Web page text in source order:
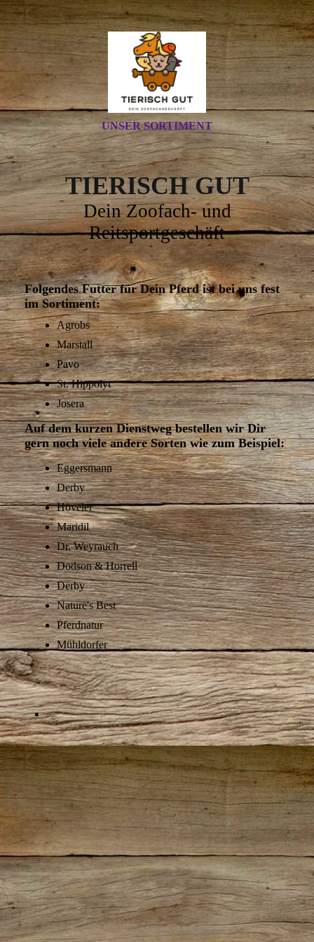
UNSER SORTIMENT
TIERISCH GUT
Dein Zoofach- und
Reitsportgeschäft
Folgendes Futter für Dein Pferd ist bei uns fest
im Sortiment:
Agrobs
Marstall
Pavo
St. Hippolyt
Josera
Auf dem kurzen Dienstweg bestellen wir Dir
gern noch viele andere Sorten wie zum Beispiel:
Eggersmann
Derby
Höveler
Maridil
Dr. Weyrauch
Dodson & Horrell
Derby
Nature's Best
Pferdnatur
Mühldorfer